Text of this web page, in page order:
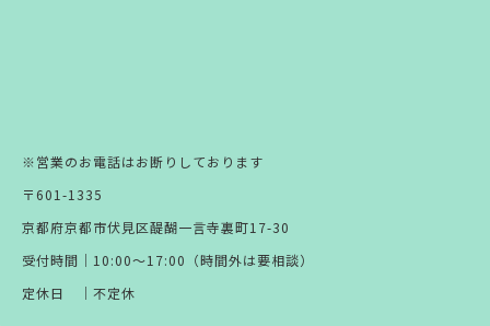
※営業のお電話はお断りしております
〒601-1335
京都府京都市伏見区醍醐一言寺裏町17-30
受付時間｜10:00～17:00（時間外は要相談）
定休日 ｜不定休